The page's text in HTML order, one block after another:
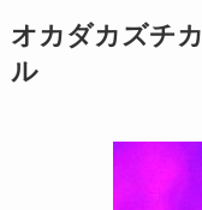
オカダカズチ
ル